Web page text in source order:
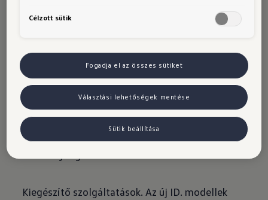
műszaki fejlesztésekért felelős tagja elmondta:
„Az új szoftvergeneráció nagyobb teljesítményt
az ID. modellekben. A Volkswagen új, kis- és
kompakt kategóriás elektromos modelljei – ID.
Polo, ID. Polo GTI01, ID. Cross – szintén
hamarosan megjelennek a piacon ezekkel az
innovációkkal, még nagyobb rugalmasságot
kínálva a mindennapi használat és a szabadidős
Kiegészítő szolgáltatások. Az új ID. modellek
Célzott sütik
Fogadja el az összes sütiket
Választási lehetőségek mentése
Sütik beállítása